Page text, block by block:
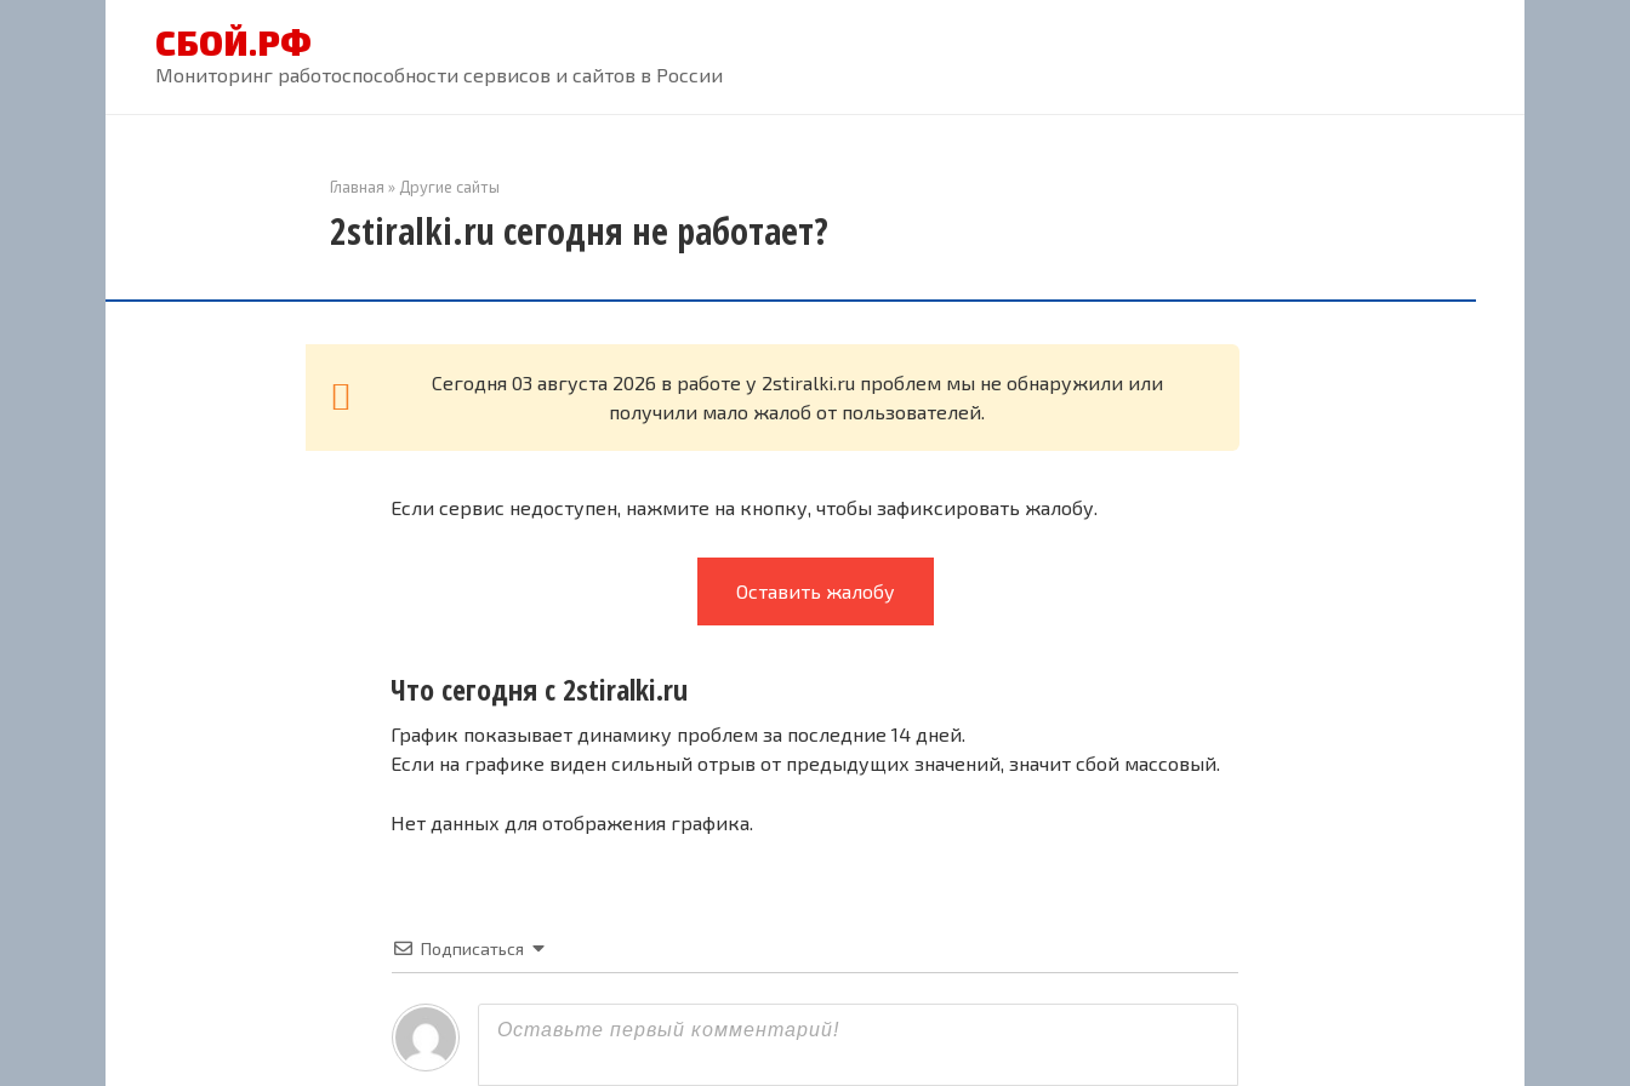
СБОЙ.РФ
Мониторинг работоспособности сервисов и сайтов в России
Главная » Другие сайты
2stiralki.ru сегодня не работает?
Cегодня 03 августа 2026 в работе у 2stiralki.ru проблем мы не обнаружили или
получили мало жалоб от пользователей.
Если сервис недоступен, нажмите на кнопку, чтобы зафиксировать жалобу.
Оставить жалобу
Что сегодня с 2stiralki.ru
График показывает динамику проблем за последние 14 дней.
Если на графике виден сильный отрыв от предыдущих значений, значит сбой массовый.
Нет данных для отображения графика.
Подписаться